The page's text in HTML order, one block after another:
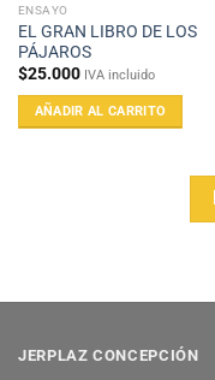
ENSAYO
EL GRAN LIBRO DE LOS
PÁJAROS
$25.000 IVA incluido
AÑADIR AL CARRITO
JERPLAZ CONCEPCIÓN